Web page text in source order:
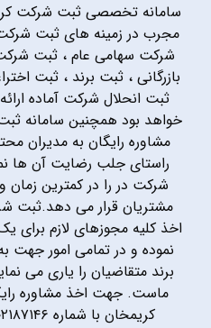
سامانه تخصصی ثبت شرکت
مجرب در زمینه های ثبت
شرکت سهامی عام ، ثبت
بازرگانی ، ثبت برند ، ثبت
ثبت انحلال شرکت آماده
خواهد بود همچنین سامانه
مشاوره رایگان به مدیران
راستای جلب رضایت آن ها
شرکت در را در کمترین زمان
مشتریان قرار می دهد.ثبت
اخذ کلیه مجوزهای لازم
نموده و در تمامی امور
برند متقاضیان را یاری می
ماست. جهت اخذ مشاوره
کریمخان با شماره ۰۲۱۸۷۱۴۶ تماس حاصل فرمایید.